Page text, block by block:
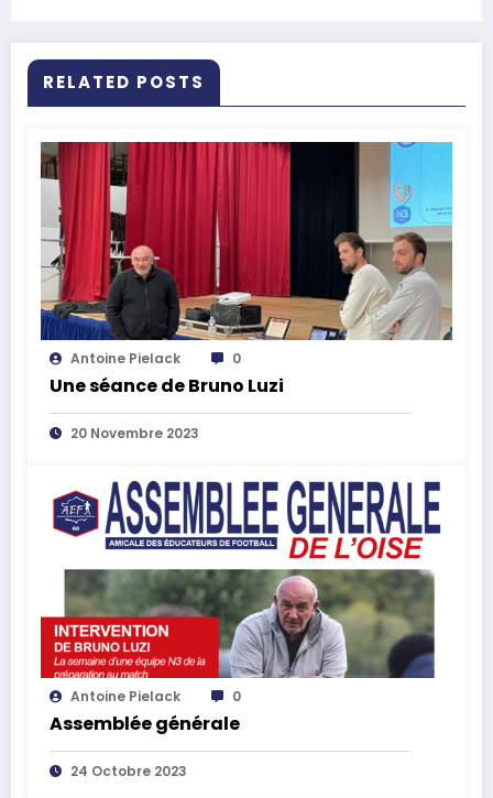
RELATED POSTS
Antoine Pielack 0
Une séance de Bruno Luzi
20 Novembre 2023
Antoine Pielack 0
Assemblée générale
24 Octobre 2023